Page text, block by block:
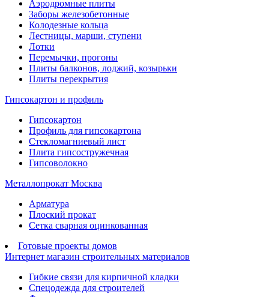
Аэродромные плиты
Заборы железобетонные
Колодезные кольца
Лестницы, марши, ступени
Лотки
Перемычки, прогоны
Плиты балконов, лоджий, козырьки
Плиты перекрытия
Гипсокартон и профиль
Гипсокартон
Профиль для гипсокартона
Стекломагниевый лист
Плита гипсостружечная
Гипсоволокно
Металлопрокат Москва
Арматура
Плоский прокат
Сетка сварная оцинкованная
Готовые проекты домов
Интернет магазин строительных материалов
Гибкие связи для кирпичной кладки
Спецодежда для строителей